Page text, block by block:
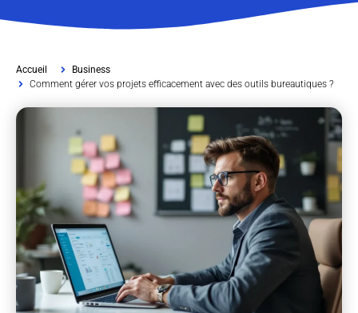
Accueil
Business
Comment gérer vos projets efficacement avec des outils bureautiques ?